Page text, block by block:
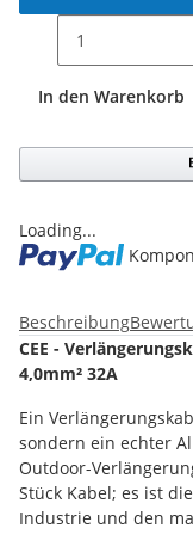
In den Warenkorb
Loading...
Beschreibung
CEE -
4,0mm² 32A
Ein
sondern ein echter
Outdoor-
Stück Kabel; es ist
Industrie und den